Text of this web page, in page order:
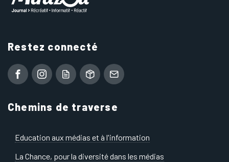
Restez connecté
Chemins de traverse
Education aux médias et à l'information
La Chance, pour la diversité dans les médias